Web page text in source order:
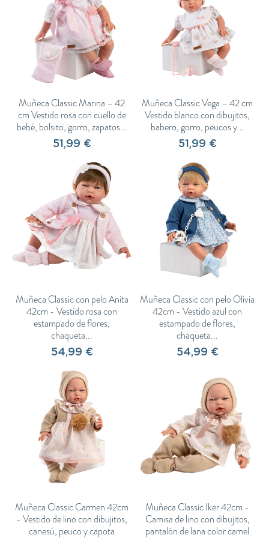
gratuito, atención personalizada y una experiencia de compra de confianza.
Muñeca Classic Marina – 42
cm Vestido rosa con cuello de
bebé, bolsito, gorro, zapatos...
51,99 €
Muñeca Classic Vega – 42 cm
Vestido blanco con dibujitos,
babero, gorro, peucos y...
51,99 €
Muñeca Classic con pelo Anita
42cm - Vestido rosa con
estampado de flores,
chaqueta...
54,99 €
Muñeca Classic con pelo Olivia
42cm - Vestido azul con
estampado de flores,
chaqueta...
54,99 €
Muñeca Classic Carmen 42cm
- Vestido de lino con dibujitos,
canesú, peuco y capota
Muñeca Classic Iker 42cm -
Camisa de lino con dibujitos,
pantalón de lana color camel